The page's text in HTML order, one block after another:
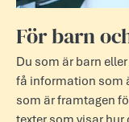
För barn
Du som är barn
få information som
som är framtagen